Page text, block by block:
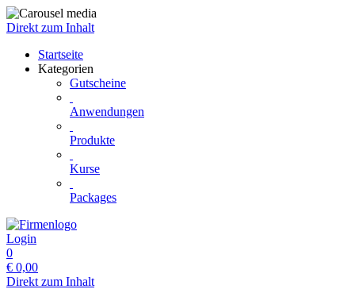
Direkt zum Inhalt
Startseite
Kategorien
Gutscheine
Anwendungen
Produkte
Kurse
Packages
Login
0
€ 0,00
Direkt zum Inhalt